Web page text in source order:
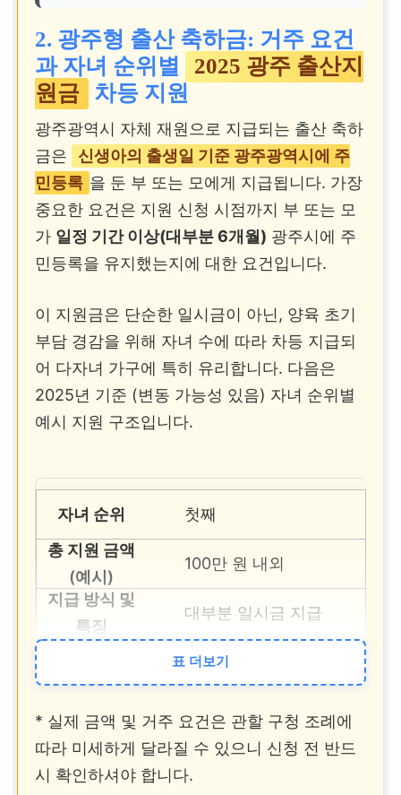
2. 광주형 출산 축하금: 거주 요건
과 자녀 순위별
2025 광주 출산지
원금
차등 지원
광주광역시 자체 재원으로 지급되는 출산 축하
금은
신생아의 출생일 기준 광주광역시에 주
민등록 을 둔 부 또는 모에게 지급됩니다. 가장
중요한 요건은 지원 신청 시점까지 부 또는 모
가 일정 기간 이상(대부분 6개월) 광주시에 주
민등록을 유지했는지에 대한 요건입니다.
이 지원금은 단순한 일시금이 아닌, 양육 초기
부담 경감을 위해 자녀 수에 따라 차등 지급되
어 다자녀 가구에 특히 유리합니다. 다음은
2025년 기준 (변동 가능성 있음) 자녀 순위별
예시 지원 구조입니다.
첫째
100만 원 내외
대부분 일시금 지급
둘째
200~300만 원 내외
일시금 + 분할금 혼합
표 더보기
* 실제 금액 및 거주 요건은 관할 구청 조례에
따라 미세하게 달라질 수 있으니 신청 전 반드
시 확인하셔야 합니다.